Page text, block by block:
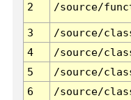
2 /source/
3 /source/
4
/source/
5
/source/
6
/source/